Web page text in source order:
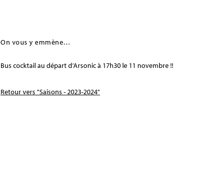
On vous y emmène…
Bus cocktail au départ d’Arsonic à 17h30 le 11 novembre !!
Retour vers "Saisons - 2023-2024"